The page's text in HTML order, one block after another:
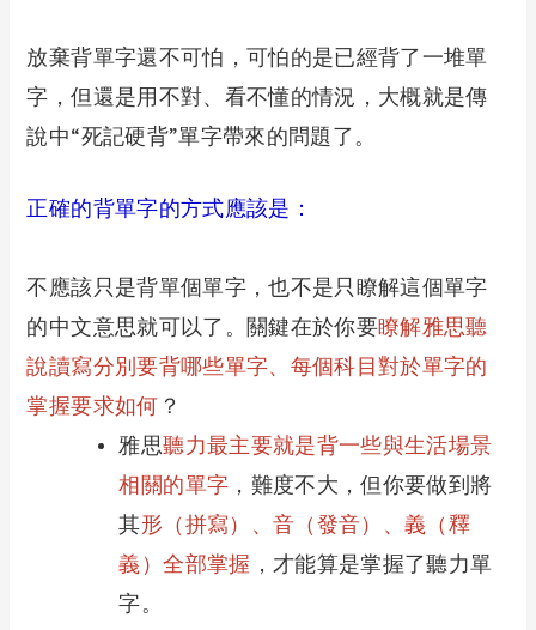
放棄背單字還不可怕，可怕的是已經背了一堆單
字，但還是用不對、看不懂的情況，大概就是傳
說中“死記硬背”單字帶來的問題了。
正確的背單字的方式應該是：
不應該只是背單個單字，也不是只瞭解這個單字
的中文意思就可以了。關鍵在於你要瞭解雅思聽
說讀寫分別要背哪些單字、每個科目對於單字的
掌握要求如何 ？
雅思聽力最主要就是背一些與生活場景
相關的單字 ，難度不大，但你要做到將
其形（拼寫）、音（發音）、義（釋
義）全部掌握 ，才能算是掌握了聽力單
字。